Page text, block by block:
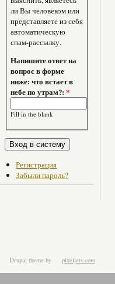
ли Вы человеком или
представляете из себя
автоматическую
спам-рассылку.
Напишите ответ на
вопрос в форме
ниже: что встает в
небе по утрам?:*
Fill in the blank
Регистрация
Забыли пароль?
Drupal theme by pixeljets.com